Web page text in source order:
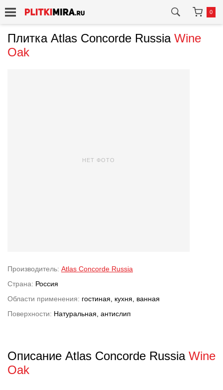
0
Плитка Atlas Concorde Russia Wine
Oak
НЕТ ФОТО
Производитель: Atlas Concorde Russia
Страна: Россия
Области применения: гостиная, кухня, ванная
Поверхности: Натуральная, антислип
Описание Atlas Concorde Russia Wine
Oak